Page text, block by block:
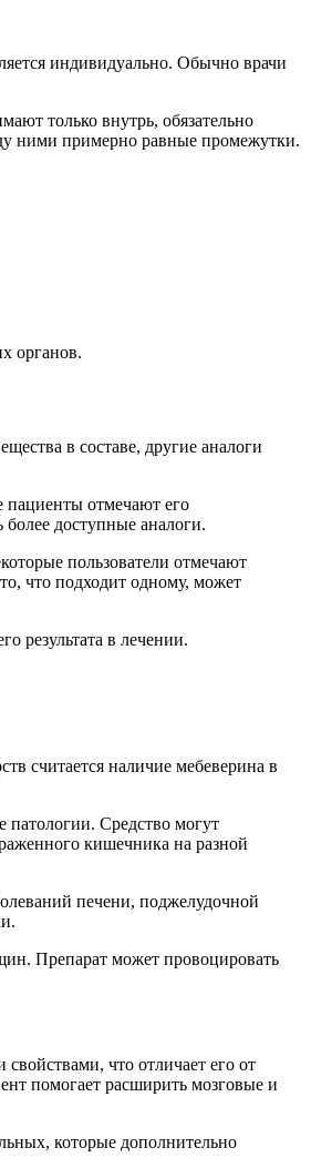
индивидуально. Обычно врачи
только внутрь, обязательно
ними примерно равные промежутки.
органов.
в составе, другие аналоги
пациенты отмечают его
доступные аналоги.
пользователи отмечают
что подходит одному, может
результата в лечении.
считается наличие мебеверина в
патологии. Средство могут
кишечника на разной
печени, поджелудочной
Препарат может провоцировать
что отличает его от
помогает расширить мозговые и
которые дополнительно